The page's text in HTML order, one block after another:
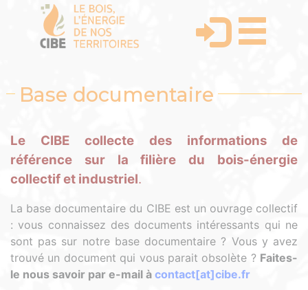
Base documentaire
Le CIBE collecte des informations de
référence sur la filière du bois-énergie
collectif et industriel.
La base documentaire du CIBE est un ouvrage collectif
: vous connaissez des documents intéressants qui ne
sont pas sur notre base documentaire ? Vous y avez
trouvé un document qui vous parait obsolète ? Faites-
le nous savoir par e-mail à contact[at]cibe.fr